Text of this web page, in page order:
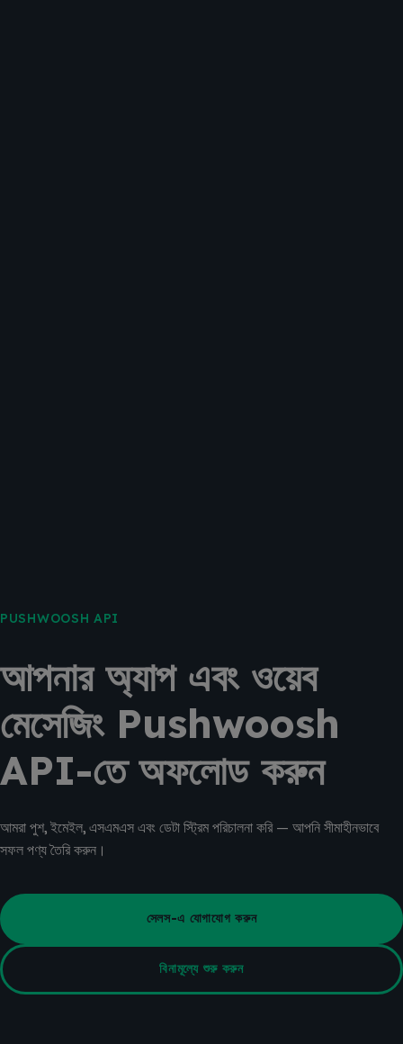
PUSHWOOSH API
আপনার অ্যাপ এবং ওয়েব
মেসেজিং Pushwoosh
API-তে অফলোড করুন
আমরা পুশ, ইমেইল, এসএমএস এবং ডেটা স্ট্রিম পরিচালনা করি — আপনি সীমাহীনভাবে
সফল পণ্য তৈরি করুন।
সেলস-এ যোগাযোগ করুন
বিনামূল্যে শুরু করুন